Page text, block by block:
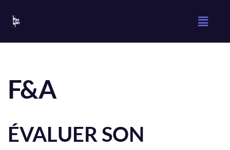
Aller
au
F&A
ÉVALUER SON